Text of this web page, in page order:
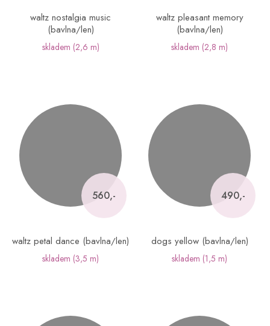
waltz nostalgia music
(bavlna/len)
skladem (2,6 m)
waltz pleasant memory
(bavlna/len)
skladem (2,8 m)
560,-
waltz petal dance (bavlna/len)
skladem (3,5 m)
490,-
dogs yellow (bavlna/len)
skladem (1,5 m)